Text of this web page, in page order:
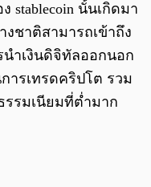
stablecoin นั้นเกิดมา
ชาติสามารถเข้าถึง
นำเงินดิจิทัลออกนอก
ารเทรดคริปโต รวม
รรมเนียมที่ต่ำมาก